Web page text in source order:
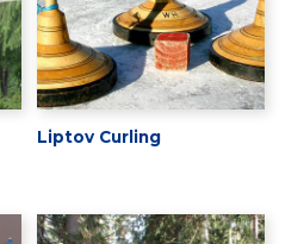
Liptov Curling